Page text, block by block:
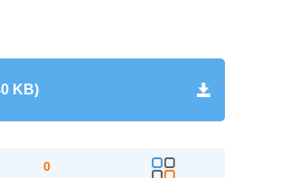
KB)
0